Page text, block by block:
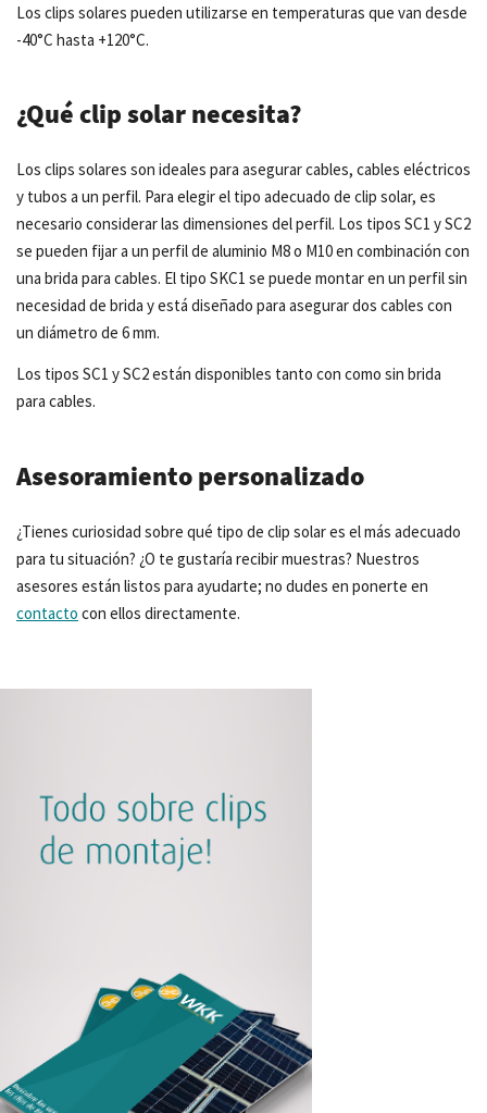
Los clips solares pueden utilizarse en temperaturas que van desde
-40°C hasta +120°C.
¿Qué clip solar necesita?
Los clips solares son ideales para asegurar cables, cables eléctricos
y tubos a un perfil. Para elegir el tipo adecuado de clip solar, es
necesario considerar las dimensiones del perfil. Los tipos SC1 y SC2
se pueden fijar a un perfil de aluminio M8 o M10 en combinación con
una brida para cables. El tipo SKC1 se puede montar en un perfil sin
necesidad de brida y está diseñado para asegurar dos cables con
un diámetro de 6 mm.
Los tipos SC1 y SC2 están disponibles tanto con como sin brida
para cables.
Asesoramiento personalizado
¿Tienes curiosidad sobre qué tipo de clip solar es el más adecuado
para tu situación? ¿O te gustaría recibir muestras? Nuestros
asesores están listos para ayudarte; no dudes en ponerte en
contacto con ellos directamente.